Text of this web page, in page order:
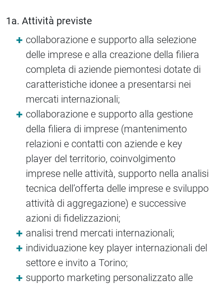
1a. Attività previste
collaborazione e supporto alla selezione
delle imprese e alla creazione della filiera
completa di aziende piemontesi dotate di
caratteristiche idonee a presentarsi nei
mercati internazionali;
collaborazione e supporto alla gestione
della filiera di imprese (mantenimento
relazioni e contatti con aziende e key
player del territorio, coinvolgimento
imprese nelle attività, supporto nella analisi
tecnica dell’offerta delle imprese e sviluppo
attività di aggregazione) e successive
azioni di fidelizzazioni;
analisi trend mercati internazionali;
individuazione key player internazionali del
settore e invito a Torino;
supporto marketing personalizzato alle